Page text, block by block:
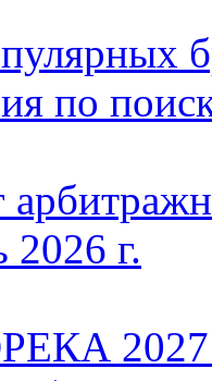
по
2026 г.
2027: